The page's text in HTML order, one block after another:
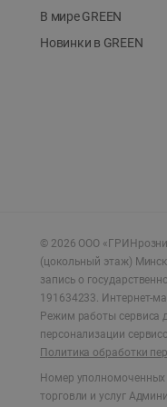
В мире GREEN
Новинки в GREEN
© 2026 ООО
(цокольный этаж)
запись о
191634233. Интернет-
Режим работы сервиса
персонализации
Политика обработки
Номер уполномоченных
торговли и услуг